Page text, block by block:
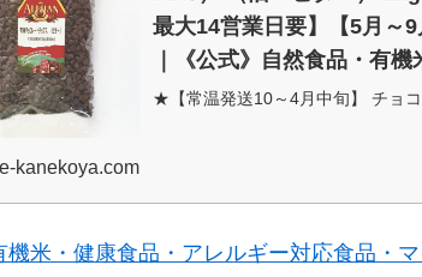
最大14営業日要】【5月～9
｜《公式》自然食品・有機
★【常温発送10～4月中旬】 チョ
kanekoya.com
機米・健康食品・アレルギー対応食品・